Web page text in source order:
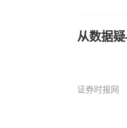
从数据
证券时报网